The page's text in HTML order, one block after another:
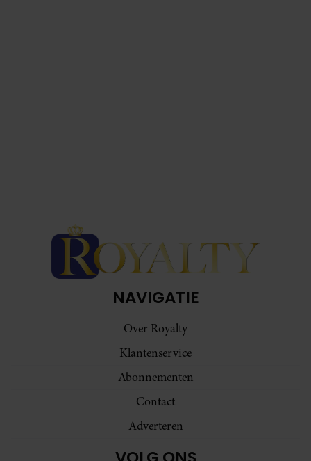
NAVIGATIE
Over Royalty
Klantenservice
Abonnementen
Contact
Adverteren